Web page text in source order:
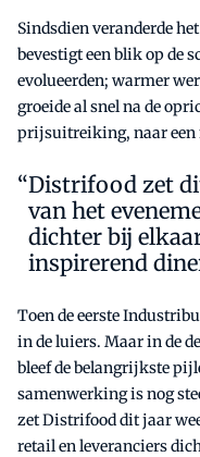
Sindsdien veranderde
bevestigt een blik op de
evolueerden; warmer
groeide al snel na de
prijsuitreiking, naar een
Distrifood zet
van het
dichter bij
inspirerend
Toen de eerste
in de luiers. Maar in de
bleef de belangrijkste
samenwerking is nog
zet Distrifood dit jaar
retail en leveranciers